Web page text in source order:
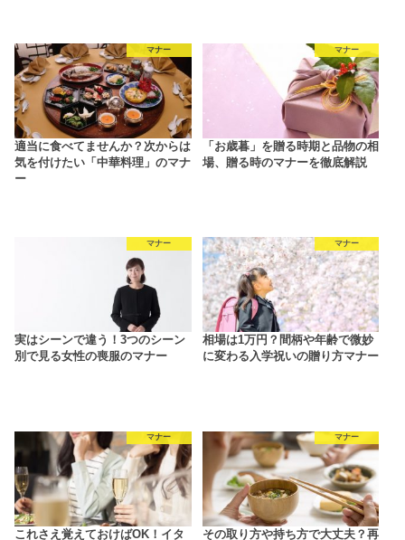
マナー
適当に食べてませんか？次からは
気を付けたい「中華料理」のマナ
ー
マナー
「お歳暮」を贈る時期と品物の相
場、贈る時のマナーを徹底解説
マナー
実はシーンで違う！3つのシーン
別で見る女性の喪服のマナー
マナー
相場は1万円？間柄や年齢で微妙
に変わる入学祝いの贈り方マナー
マナー
これさえ覚えておけばOK！イタ
マナー
その取り方や持ち方で大丈夫？再